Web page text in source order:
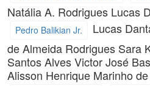
Natália A. Rodrigues Lucas
Pedro Balikian Jr. Lucas
de Almeida Rodrigues Sara
Santos AlvesVictor José
Alisson Henrique Marinho